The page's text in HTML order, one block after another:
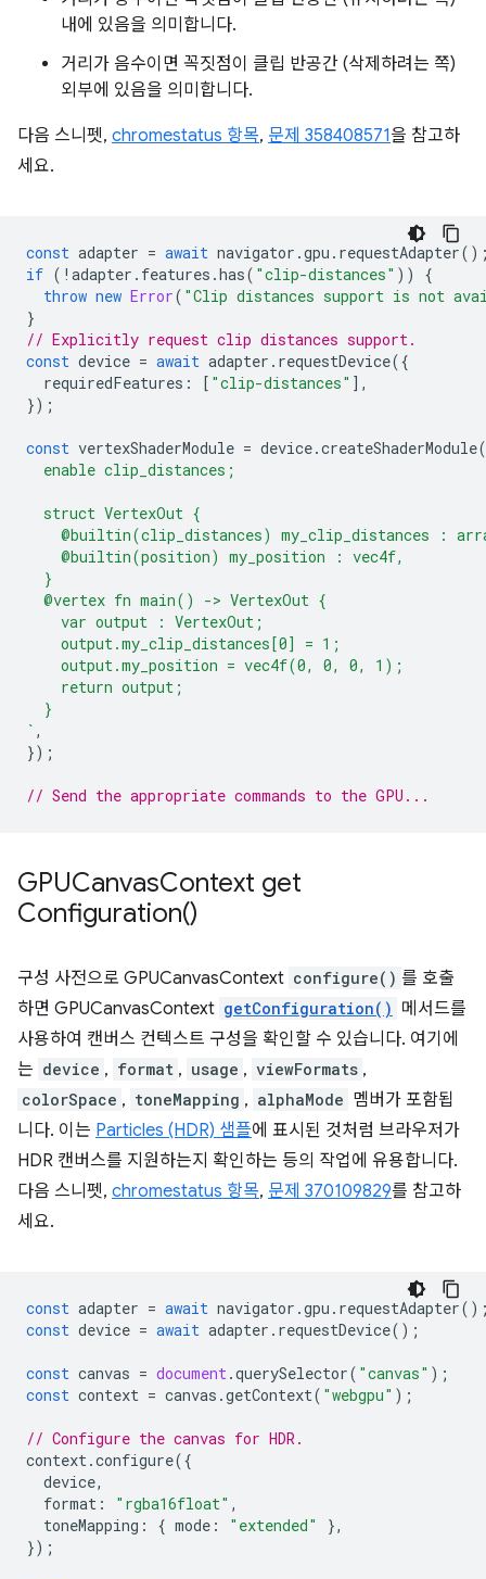
내에 있음을 의미합니다.
거리가 음수이면 꼭짓점이 클립 반공간 (삭제하려는 쪽)
외부에 있음을 의미합니다.
다음 스니펫, chromestatus 항목, 문제 358408571을 참고하
세요.
const adapter = await navigator .gpu . requestAdapter
if ( ! adapter . features .has( "clip-distances" ))
{
throw new Error( "Clip distances support is not
}
// Explicitly request clip distances support.
const device = await adapter . requestDevice({
requiredFeatures : [ "clip-distances" ],
});
const vertexShaderModule = device.createShaderModule
  enable clip_distances;
  struct VertexOut {
@builtin(clip_distances) my_clip_distances :
    @builtin(position) my_position : vec4f,
  }
  @vertex fn main() -> VertexOut {
    var output : VertexOut;
    output.my_clip_distances[0] = 1;
    output.my_position = vec4f(0, 0, 0, 1);
    return output;
  }
` ,
});
// Send the appropriate commands to the GPU...
GPUCanvasContext get
Configuration()
구성 사전으로 GPUCanvasContext configure() 를 호출
하면 GPUCanvasContext getConfiguration() 메서드를
사용하여 캔버스 컨텍스트 구성을 확인할 수 있습니다. 여기에
는 device , format , usage , viewFormats ,
colorSpace , toneMapping , alphaMode 멤버가 포함됩
니다. 이는 Particles (HDR) 샘플에 표시된 것처럼 브라우저가
HDR 캔버스를 지원하는지 확인하는 등의 작업에 유용합니다.
다음 스니펫, chromestatus 항목, 문제 370109829를 참고하
세요.
const adapter = await navigator .gpu . requestAdapter
const device = await adapter . requestDevice();
const canvas = document.querySelector( "canvas" );
const context = canvas .getContext( "webgpu" );
// Configure the canvas for HDR.
context.configure({
device,
format : "rgba16float" ,
toneMapping : { mode : "extended"
},
});